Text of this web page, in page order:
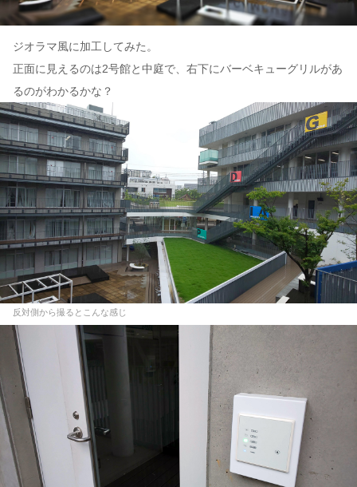
ジオラマ風に加工してみた。
正面に見えるのは2号館と中庭で、右下にバーベキューグリルがあ
るのがわかるかな？
反対側から撮るとこんな感じ